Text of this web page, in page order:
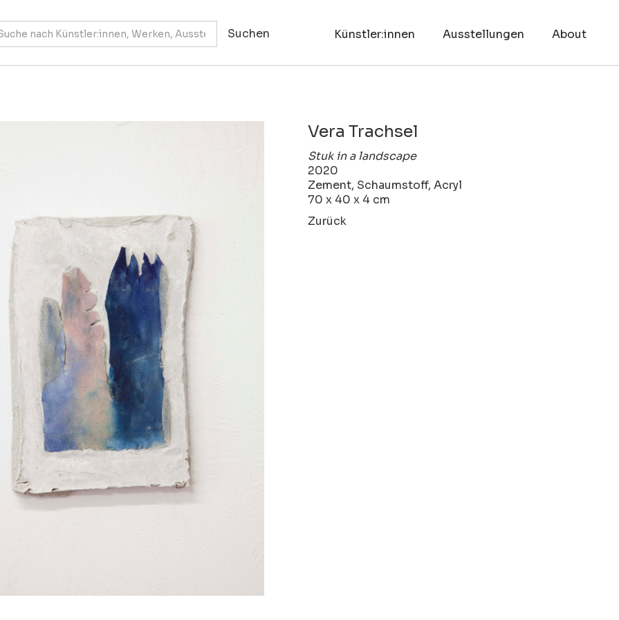
Künstler:innen Ausstellungen About
Vera Trachsel
Stuk in a landscape
2020
Zement, Schaumstoff, Acryl
70 x 40 x 4 cm
Zurück